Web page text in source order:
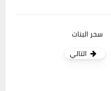
سحر البنات
التالي